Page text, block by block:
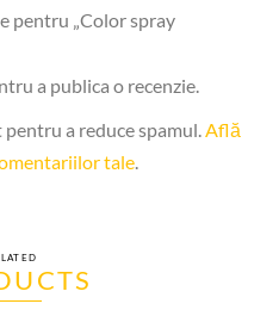
pentru „Color spray
a publica o recenzie.
a reduce spamul. Află
tale